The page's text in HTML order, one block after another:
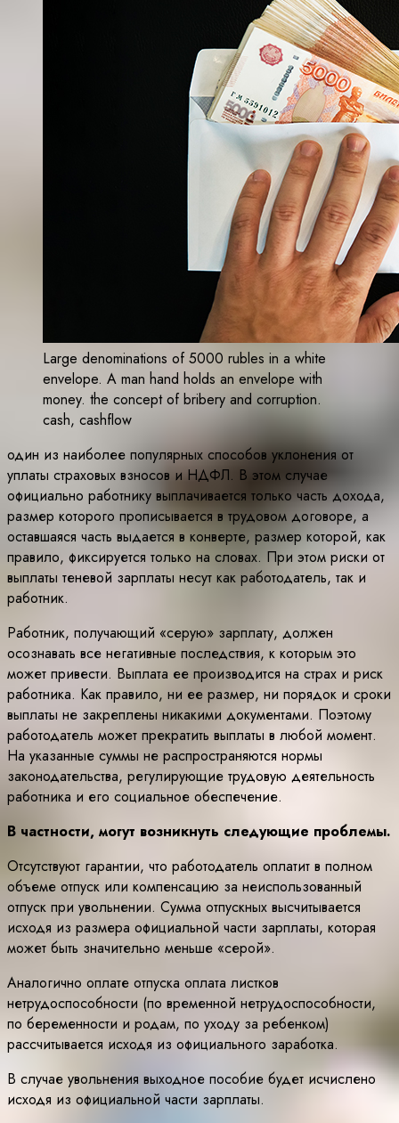
Large denominations of 5000 rubles in a white
envelope. A man hand holds an envelope with
money. the concept of bribery and corruption.
cash, cashflow
один из наиболее популярных способов уклонения от
уплаты страховых взносов и НДФЛ. В этом случае
официально работнику выплачивается только часть дохода,
размер которого прописывается в трудовом договоре, а
оставшаяся часть выдается в конверте, размер которой, как
правило, фиксируется только на словах. При этом риски от
выплаты теневой зарплаты несут как работодатель, так и
работник.
Работник, получающий «серую» зарплату, должен
осознавать все негативные последствия, к которым это
может привести. Выплата ее производится на страх и риск
работника. Как правило, ни ее размер, ни порядок и сроки
выплаты не закреплены никакими документами. Поэтому
работодатель может прекратить выплаты в любой момент.
На указанные суммы не распространяются нормы
законодательства, регулирующие трудовую деятельность
работника и его социальное обеспечение.
В частности, могут возникнуть следующие проблемы.
Отсутствуют гарантии, что работодатель оплатит в полном
объеме отпуск или компенсацию за неиспользованный
отпуск при увольнении. Сумма отпускных высчитывается
исходя из размера официальной части зарплаты, которая
может быть значительно меньше «серой».
Аналогично оплате отпуска оплата листков
нетрудоспособности (по временной нетрудоспособности,
по беременности и родам, по уходу за ребенком)
рассчитывается исходя из официального заработка.
В случае увольнения выходное пособие будет исчислено
исходя из официальной части зарплаты.